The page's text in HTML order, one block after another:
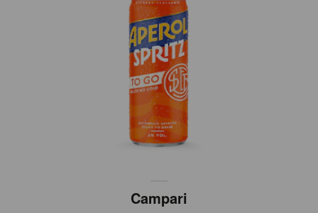
Campari